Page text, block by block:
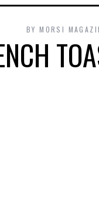
BY MORSI